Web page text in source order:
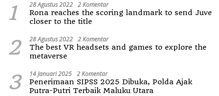
1 28 Agustus 2022 2 Komentar
Rona reaches the scoring landmark to send Juve
closer to the title
2 28 Agustus 2022 2 Komentar
The best VR headsets and games to explore the
metaverse
3 14 Januari 2025 2 Komentar
Penerimaan SIPSS 2025 Dibuka, Polda Ajak
Putra-Putri Terbaik Maluku Utara